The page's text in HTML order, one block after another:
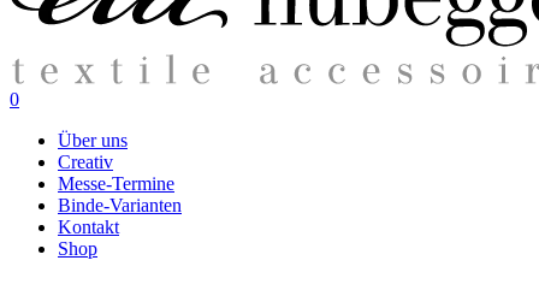
search
0
Über uns
Creativ
Messe-Termine
Binde-Varianten
Kontakt
Shop